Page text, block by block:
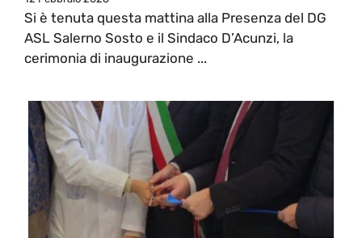
Si è tenuta questa mattina alla Presenza del DG
ASL Salerno Sosto e il Sindaco D’Acunzi, la
cerimonia di inaugurazione ...